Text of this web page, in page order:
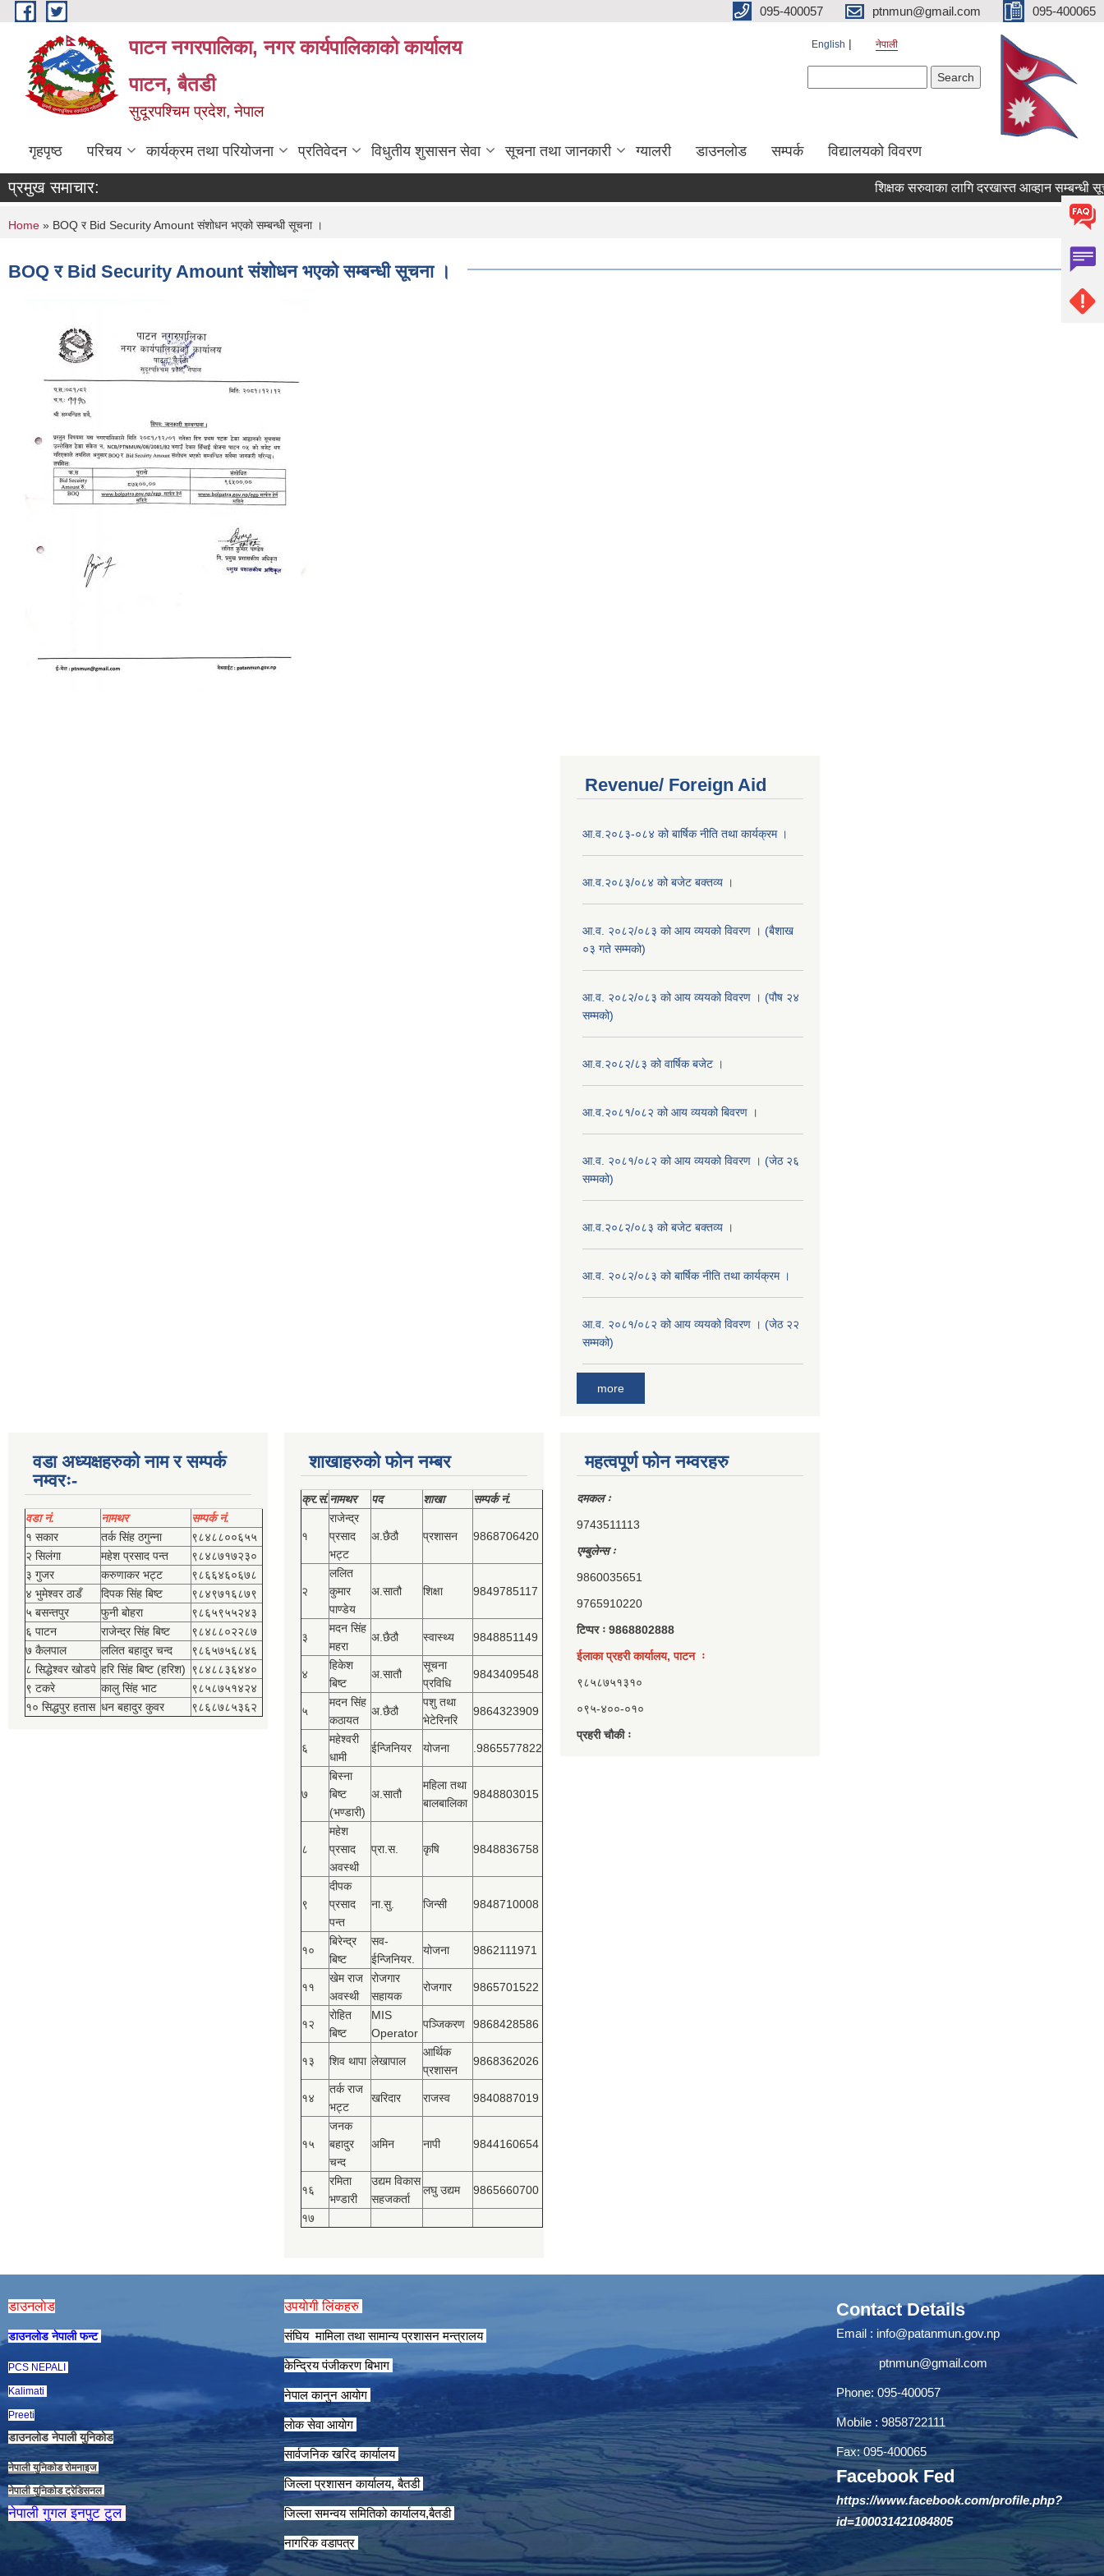
Skip to main content 095-400057 ptnmun@gmail.com 095-400065
पाटन नगरपालिका, नगर कार्यपालिकाको कार्यालय
पाटन, बैतडी
सुदूरपश्चिम प्रदेश, नेपाल
English नेपाली
गृहपृष्ठ परिचय कार्यक्रम तथा परियोजना प्रतिवेदन विधुतीय शुसासन सेवा सूचना तथा जानकारी ग्यालरी डाउनलाेड सम्पर्क विद्यालयको विवरण
प्रमुख समाचार: शिक्षक सरुवाका लागि दरखास्त आव्हान सम्बन्धी सूचना ।
You are here
Home » BOQ र Bid Security Amount संशोधन भएको सम्बन्धी सूचना ।
BOQ र Bid Security Amount संशोधन भएको सम्बन्धी सूचना ।
Revenue/ Foreign Aid
आ.व.२०८३-०८४ को बार्षिक नीति तथा कार्यक्रम ।
आ.व.२०८३/०८४ को बजेट बक्तव्य ।
आ.व. २०८२/०८३ को आय व्ययको विवरण । (बैशाख
०३ गते सम्मको)
आ.व. २०८२/०८३ को आय व्ययको विवरण । (पौष २४
सम्मको)
आ.व.२०८२/८३ को वार्षिक बजेट ।
आ.व.२०८१/०८२ को आय व्ययको बिवरण ।
आ.व. २०८१/०८२ को आय व्ययको विवरण । (जेठ २६
सम्मको)
आ.व.२०८२/०८३ को बजेट बक्तव्य ।
आ.व. २०८२/०८३ को बार्षिक नीति तथा कार्यक्रम ।
आ.व. २०८१/०८२ को आय व्ययको विवरण । (जेठ २२
सम्मको)
more
वडा अध्यक्षहरुको नाम र सम्पर्क
नम्वरः-
वडा नं. नामथर
सम्पर्क नं.
१ सकार
तर्क सिंह ठगुन्‍ना
९८४८८००६५५
२ सिलंगा
महेश प्रसाद पन्त
९८४८७१७२३०
३ गुजर
करुणाकर भट्ट
९८६६४६०६७८
४ भुमेश्‍वर ठाडँ
दिपक सिंह बिष्‍ट
९८४९७१६८७९
५ बसन्तपुर
फुनी बोहरा
९८६५९५५२४३
६ पाटन
राजेन्द्र सिंह बिष्‍ट
९८४८८०२२८७
७ कैलपाल
ललित बहादुर चन्द
९८६५७५६८४६
८ सिद्धेश्‍वर खोडपे हरि सिंह बिष्‍ट (हरिश) ९८४८८३६४४०
९ टकरे
कालु सिंह भाट
९८५८७५१४२४
१० सिद्धपुर हतास धन बहादुर कुवर ९८६८७८५३६२
शाखाहरुको फोन नम्बर
क्र.सं.नामथर पद शाखा सम्‍पर्क नं.
१
राजेन्द्र
प्रसाद
भट्ट
अ.छैठौ प्रशासन 9868706420
२
ललित
कुमार
पाण्डेय
अ.सातौ शिक्षा 9849785117
३
मदन सिंह
महरा
अ.छैठौ स्वास्थ्य 9848851149
४
हिकेश
बिष्‍ट
अ.सातौ
सूचना
प्रविधि
9843409548
५
मदन सिंह
कठायत
अ.छैठौ
पशु तथा
भेटेरिनरि
9864323909
६
महेश्‍वरी
धामी
ईन्जिनियर योजना .9865577822
७
बिस्‍ना
बिष्‍ट
(भण्डारी)
अ.सातौ
महिला तथा
बालबालिका
9848803015
८
महेश
प्रसाद
अवस्थी
प्रा.स. कृषि 9848836758
९
दीपक
प्रसाद
पन्त
ना.सु. जिन्सी 9848710008
१०
बिरेन्द्र
बिष्‍ट
सव-
ईन्जिनियर.
योजना 9862111971
११
खेम राज
अवस्थी
रोजगार
सहायक
रोजगार 9865701522
१२
रोहित
बिष्‍ट
MIS
Operator
पञ्‍जिकरण 9868428586
१३ शिव थापा लेखापाल
आर्थिक
प्रशासन
9868362026
१४
तर्क राज
भट्ट
खरिदार राजस्‍व 9840887019
१५
जनक
बहादुर
चन्द
अमिन नापी 9844160654
१६
रमिता
भण्डारी
उद्यम विकास
सहजकर्ता
लघु उद्यम 9865660700
१७
महत्वपूर्ण फोन नम्वरहरु
दमकल ः
9743511113
एम्बुलेन्स ः
9860035651
9765910220
टिप्पर ः 9868802888
ईलाका प्रहरी कार्यालय, पाटन ः
९८५८७५१३१०
०९५-४००-०१०
प्रहरी चौकी ः
डाउनलाेड
डाउनलाेड नेपाली फन्ट
PCS NEPALI
Kalimati
Preeti
डाउनलाेड नेपाली युनिकाेड
नेपाली युनिकाेड राेमनाइज
नेपाली युनिकाेड ट्रेडिसनल
नेपाली गुगल इनपुट टुल
उपयाेगी लिंकहरु
संघिय मामिला तथा सामान्य प्रशासन मन्त्रालय
केन्द्रिय पंजीकरण बिभाग
नेपाल कानुन आयाेग
लाेक सेवा आयाेग
सार्वजनिक खरिद कार्यालय
जिल्ला प्रशासन कार्यालय, बैतडी
जिल्ला समन्वय समितिको कार्यालय,बैतडी
नागरिक वडापत्र
Contact Details
Email : info@patanmun.gov.np
ptnmun@gmail.com
Phone: 095-400057
Mobile : 9858722111
Fax: 095-400065
Facebook Fed
https://www.facebook.com/profile.php?
id=100031421084805